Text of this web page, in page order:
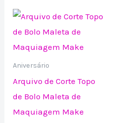
Aniversário
Arquivo de Corte Topo
de Bolo Maleta de
Maquiagem Make